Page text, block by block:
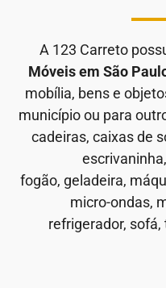
A 123 Carreto
Móveis em São
mobília, bens e
município ou para
cadeiras, caixas de
fogão, geladeira,
micro-ondas,
refrigerador,